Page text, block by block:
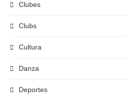
Clubes
Clubs
Cultura
Danza
Deportes